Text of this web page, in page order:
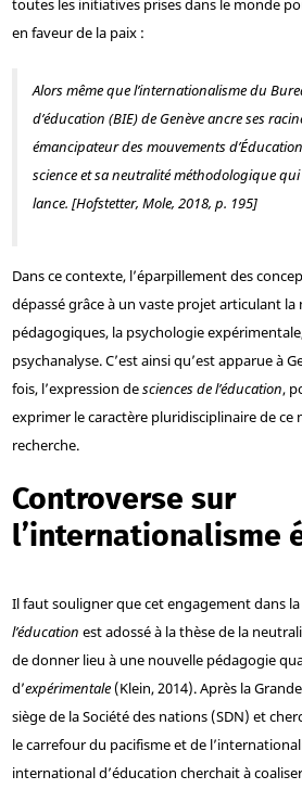
toutes les initiatives prises dans le monde
en faveur de la paix :
Alors même que l’internationalisme du
d’éducation (BIE) de Genève ancre ses
émancipateur des mouvements
science et sa neutralité méthodologique
lance. [Hofstetter, Mole, 2018, p. 195]
Dans ce contexte, l’éparpillement des
dépassé grâce à un vaste projet articulant la
pédagogiques, la psychologie
psychanalyse. C’est ainsi qu’est apparue à
fois, l’expression desciences de l’éducation,
exprimer le caractère pluridisciplinaire de ce
recherche.
Controverse sur
l’internationalisme
Il faut souligner que cet engagement dans
l’éducation est adossé à la thèse de la
de donner lieu à une nouvelle pédagogie
d’expérimentale(Klein, 2014). Après la
siège de la Société des nations (SDN) et
le carrefour du pacifisme et de
international d’éducation cherchait à